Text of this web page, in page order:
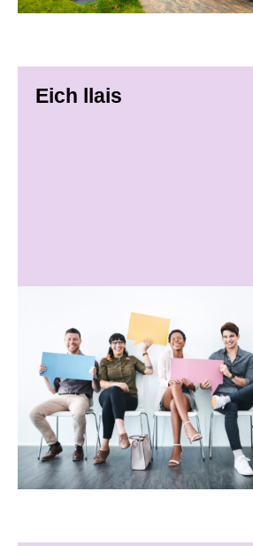
Eich llais